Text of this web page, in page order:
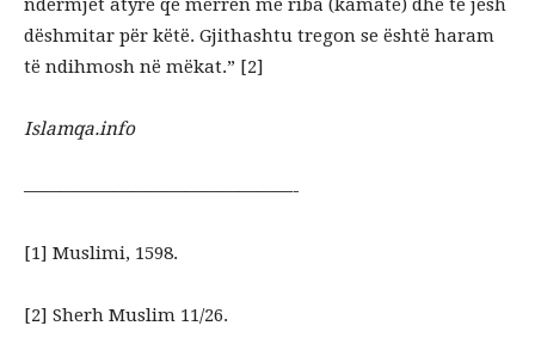
ndërmjet atyre që merren me riba (kamatë) dhe të jesh
dëshmitar për këtë. Gjithashtu tregon se është haram
të ndihmosh në mëkat.” [2]
Islamqa.info
———————————————-
[1] Muslimi, 1598.
[2] Sherh Muslim 11/26.